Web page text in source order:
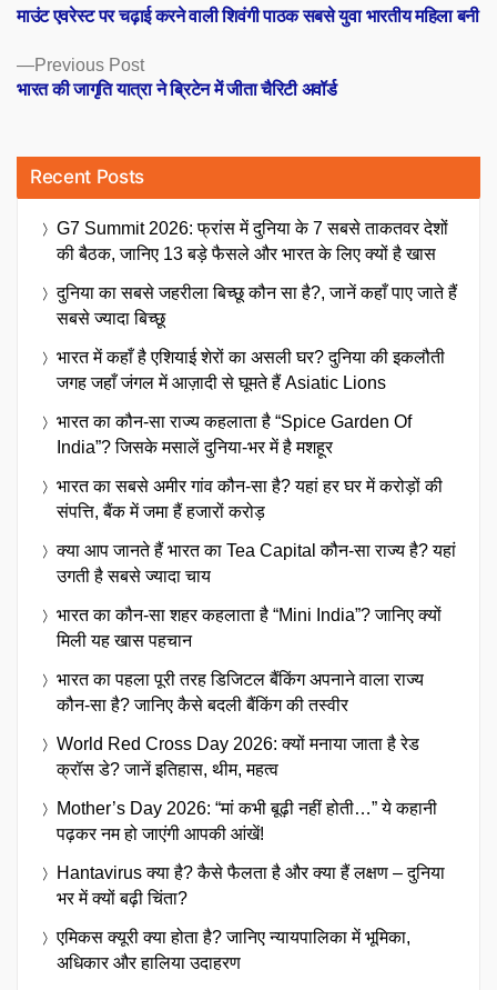
navigation
Previous PostPrevious
post:
भारत की जागृति यात्रा ने ब्रिटेन में जीता चैरिटी अवॉर्ड
post:
माउंट एवरेस्ट पर चढ़ाई करने वाली शिवंगी पाठक सबसे युवा भारतीय महिला बनी
Recent Posts
G7 Summit 2026: फ्रांस में दुनिया के 7 सबसे ताकतवर देशों
की बैठक, जानिए 13 बड़े फैसले और भारत के लिए क्यों है खास
दुनिया का सबसे जहरीला बिच्छू कौन सा है?, जानें कहाँ पाए जाते हैं
सबसे ज्यादा बिच्छू
भारत में कहाँ है एशियाई शेरों का असली घर? दुनिया की इकलौती
जगह जहाँ जंगल में आज़ादी से घूमते हैं Asiatic Lions
भारत का कौन-सा राज्य कहलाता है “Spice Garden Of
India”? जिसके मसालें दुनिया-भर में है मशहूर
भारत का सबसे अमीर गांव कौन-सा है? यहां हर घर में करोड़ों की
संपत्ति, बैंक में जमा हैं हजारों करोड़
क्या आप जानते हैं भारत का Tea Capital कौन-सा राज्य है? यहां
उगती है सबसे ज्यादा चाय
भारत का कौन-सा शहर कहलाता है “Mini India”? जानिए क्यों
मिली यह खास पहचान
भारत का पहला पूरी तरह डिजिटल बैंकिंग अपनाने वाला राज्य
कौन-सा है? जानिए कैसे बदली बैंकिंग की तस्वीर
World Red Cross Day 2026: क्यों मनाया जाता है रेड
क्रॉस डे? जानें इतिहास, थीम, महत्व
Mother’s Day 2026: “मां कभी बूढ़ी नहीं होती…” ये कहानी
पढ़कर नम हो जाएंगी आपकी आंखें!
Hantavirus क्या है? कैसे फैलता है और क्या हैं लक्षण – दुनिया
भर में क्यों बढ़ी चिंता?
एमिकस क्यूरी क्या होता है? जानिए न्यायपालिका में भूमिका,
अधिकार और हालिया उदाहरण